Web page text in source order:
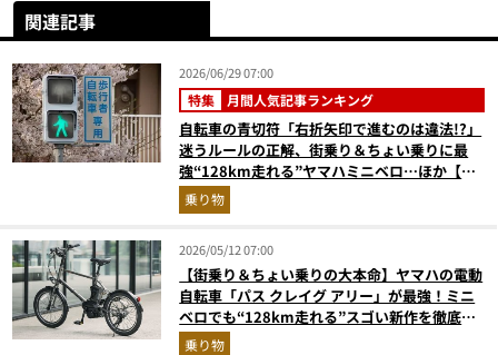
関連記事
2026/06/29 07:00
特集 月間人気記事ランキング
自転車の青切符「右折矢印で進むのは違法!?」
迷うルールの正解、街乗り＆ちょい乗りに最
強“128km走れる”ヤマハミニベロ…ほか【自
転車の人気記事ランキングベスト3】（2026年
5月版）
乗り物
2026/05/12 07:00
【街乗り＆ちょい乗りの大本命】ヤマハの電動
自転車「パス クレイグ アリー」が最強！ミニ
ベロでも“128km走れる”スゴい新作を徹底解
説乗り物